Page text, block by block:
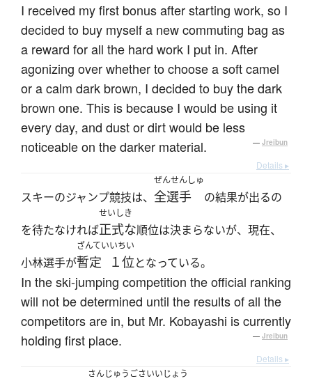
I received my first bonus after starting work, so I
decided to buy myself a new commuting bag as
a reward for all the hard work I put in. After
agonizing over whether to choose a soft camel
or a calm dark brown, I decided to buy the dark
brown one. This is because I would be using it
every day, and dust or dirt would be less
noticeable on the darker material.
— Jreibun
Details ▸
スキーのジャンプ競技は、
ぜんせんしゅ
全選手 の結果が出るの
を待たなければ
せいしき
正式な順位は決まらないが、現在、
小林選手が
ざんてい
暫定
いちい
１位となっている。
In the ski-jumping competition the official ranking
will not be determined until the results of all the
competitors are in, but Mr. Kobayashi is currently
holding first place.
— Jreibun
Details ▸
さんじゅうごさいいじょう